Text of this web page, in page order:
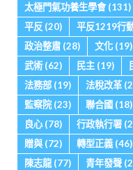
太極門氣功養生學會(131)
平反 (20) 平反1219行
政治整肅 (28) 文化 (19)
武術(62) 民主 (19)
法務部 (19) 法稅改革
監察院(23) 聯合國 (18)
良心(78) 行政執行署
贈與(72) 轉型正義(46)
陳志龍(77) 青年發聲